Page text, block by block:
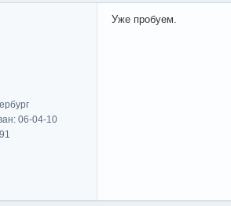
06-04-10
Уже пробуем.